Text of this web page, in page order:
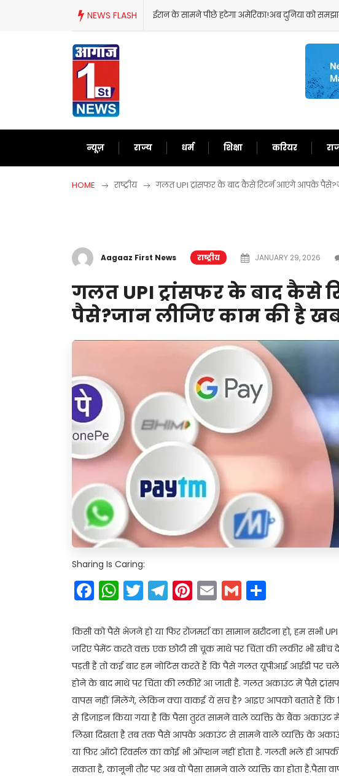
NEWS FLASH ईरान के सामने पीछे हटेगा अमेरिका!अब दुनिया को
न्यूज़ राज्य धर्म शिक्षा करियर
HOME राष्ट्रीय गलत UPI ट्रांसफर के बाद कैसे रिटर्न आएंगे आपके
Aagaaz First News राष्ट्रीय JANUARY 29, 2026
गलत UPI ट्रांसफर के बाद कैसे
पैसे?जान लीजिए काम की है
Sharing Is Caring:
Facebook
WhatsApp
Twitter
Telegram
Pinterest
EmailGmail
किसी को पैसे भेजने हो या फिर रोजमर्रा का सामान खरीदना हो, हम
जरिए पेमेंट करते वक्त एक छोटी सी चूक माथे पर चिंता की लकीर भी
पड़ती है तो कई बार हम नोटिस करते हैं कि पैसे गलत यूपीआई आईडी पर चले
होने के बाद माथे पर चिंता की लकीरें आ जाती है. गलत अकाउंट में पैसे
वापस नहीं मिलेंगे, लेकिन क्या वाकई ये सच है? आइए आपको बताते हैं कि
से डिजाइन किया गया है कि पैसा तुरंत सामने वाले व्यक्ति के बैंक अकाउंट
लिखा दिखता है तब तक पैसे आपके अकाउंट से सामने वाले व्यक्ति के
या फिर ऑटो रिवर्सल का कोई भी ऑप्शन नहीं होता है. गलती भले ही
सकता है, कानूनी तौर पर अब वो पैसा सामने वाले व्यक्ति का होता है.पैसा